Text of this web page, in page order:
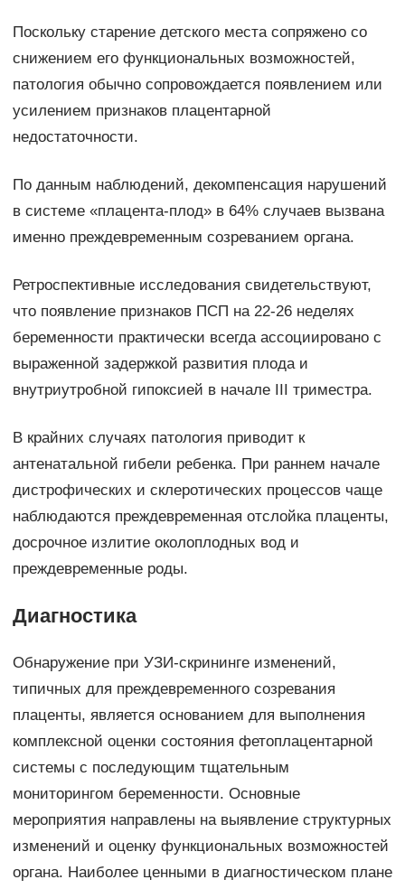
Поскольку старение детского места сопряжено со
снижением его функциональных возможностей,
патология обычно сопровождается появлением или
усилением признаков плацентарной
недостаточности.
По данным наблюдений, декомпенсация нарушений
в системе «плацента-плод» в 64% случаев вызвана
именно преждевременным созреванием органа.
Ретроспективные исследования свидетельствуют,
что появление признаков ПСП на 22-26 неделях
беременности практически всегда ассоциировано с
выраженной задержкой развития плода и
внутриутробной гипоксией в начале III триместра.
В крайних случаях патология приводит к
антенатальной гибели ребенка. При раннем начале
дистрофических и склеротических процессов чаще
наблюдаются преждевременная отслойка плаценты,
досрочное излитие околоплодных вод и
преждевременные роды.
Диагностика
Обнаружение при УЗИ-скрининге изменений,
типичных для преждевременного созревания
плаценты, является основанием для выполнения
комплексной оценки состояния фетоплацентарной
системы с последующим тщательным
мониторингом беременности. Основные
мероприятия направлены на выявление структурных
изменений и оценку функциональных возможностей
органа. Наиболее ценными в диагностическом плане